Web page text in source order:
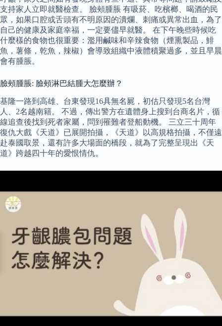
支持家人立即就醫檢查。 臉頰腫脹 有吸菸、吃檳榔、喝酒的民
眾，如果口腔或舌頭有不明原因的潰爛、刺痛或異常出血，為了
自己的健康及家庭幸福，一定要儘早就醫。 在下午晚些時候吃
什麼樣的食物也很重要：濫用鹹味和辛辣食物（煙熏製品，鯡
魚，薯條，乾魚，辣椒）會導致組織中液體積聚過多，並且早晨
會有腫脹。
臉頰腫脹: 臉頰淋巴結腫大怎麼辦？
基隆一路到高雄、台東發現16具無名屍，初估只發現5名台灣
人、2名越南籍。 不過，傳出警方在遺體身上搜到台商名片，循
線追查後找到死者家屬，問到罹難者登船動機。 三立三十周年
復仇大戲《天道》已展開拍攝，《天道》以高規格拍攝，不僅遠
赴泰國取景，還有許多大場面的橋段，就為了完整呈現出《天
道》跨越四十年的愛恨情仇。